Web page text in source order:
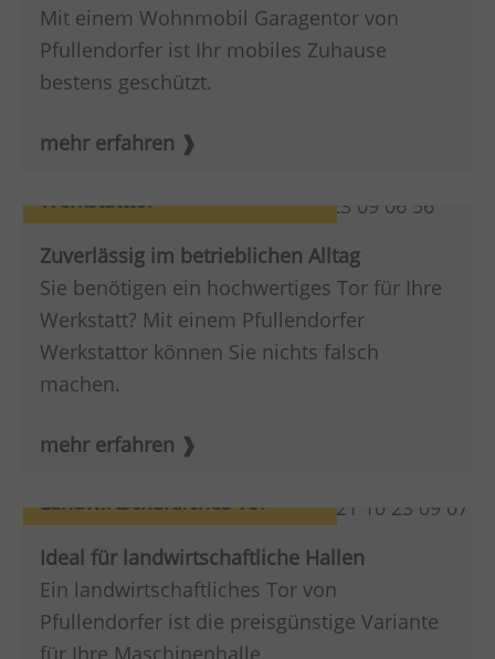
Mit einem Wohnmobil Garagentor von
Pfullendorfer ist Ihr mobiles Zuhause
bestens geschützt.
mehr erfahren
Werkstatttor
Zuverlässig im betrieblichen Alltag
Sie benötigen ein hochwertiges Tor für Ihre
Werkstatt? Mit einem Pfullendorfer
Werkstattor können Sie nichts falsch
machen.
mehr erfahren
Landwirtschaftliches Tor
Ideal für landwirtschaftliche Hallen
Ein landwirtschaftliches Tor von
Pfullendorfer ist die preisgünstige Variante
für Ihre Maschinenhalle.